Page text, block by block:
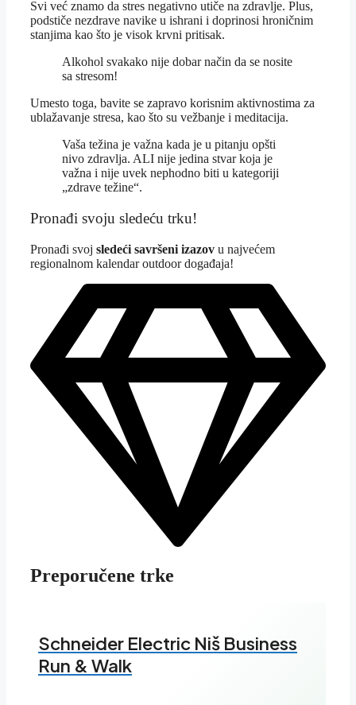
Svi već znamo da stres negativno utiče na zdravlje. Plus,
podstiče nezdrave navike u ishrani i doprinosi hroničnim
stanjima kao što je visok krvni pritisak.
Alkohol svakako nije dobar način da se nosite
sa stresom!
Umesto toga, bavite se zapravo korisnim aktivnostima za
ublažavanje stresa, kao što su vežbanje i meditacija.
Vaša težina je važna kada je u pitanju opšti
nivo zdravlja. ALI nije jedina stvar koja je
važna i nije uvek nephodno biti u kategoriji
„zdrave težine“.
Pronađi svoju sledeću trku!
Pronađi svoj sledeći savršeni izazov u najvećem
regionalnom kalendar outdoor događaja!
Preporučene trke
Schneider Electric Niš Business
Run & Walk